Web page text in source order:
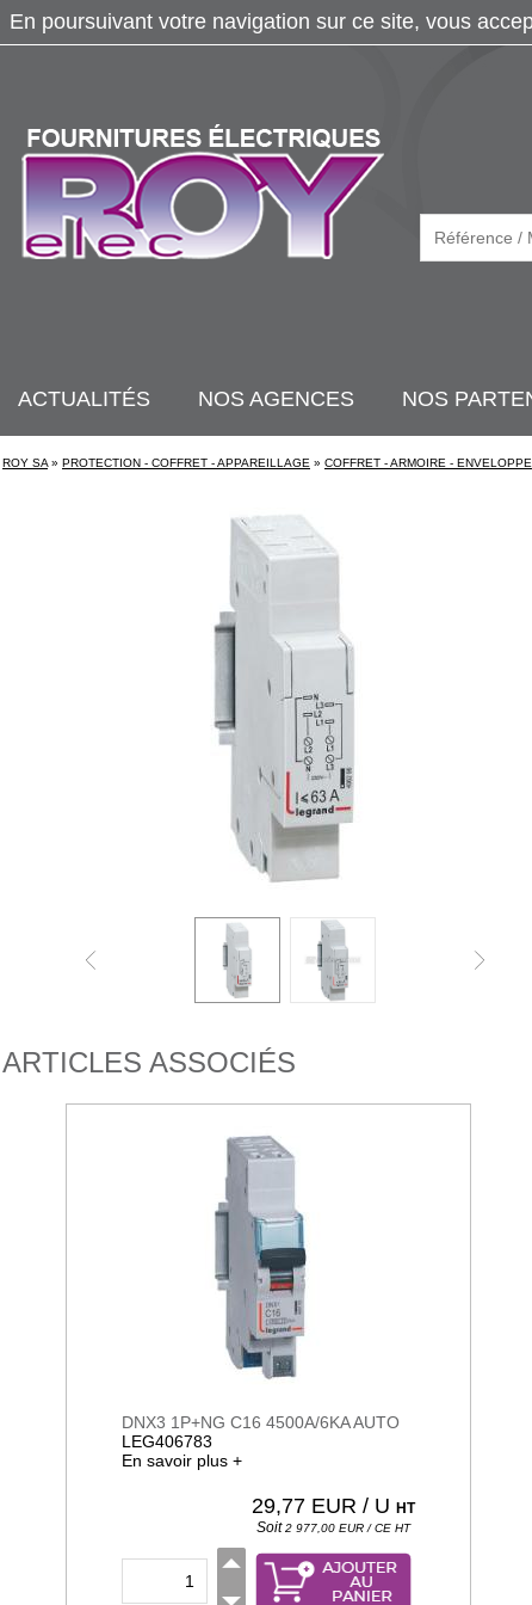
ACTUALITÉS NOS AGENCES NOS
ROY SA » PROTECTION - COFFRET - APPAREILLAGE » COFFRET - ARMOIRE - ENVELOPPE
ARTICLES ASSOCIÉS
DNX3 1P+NG C16 4500A/6KA AUTO
LEG406783
En savoir plus +
29,77 EUR / U HT
Soit2 977,00EUR / CE HT
En poursuivant votre navigation sur ce site, vous